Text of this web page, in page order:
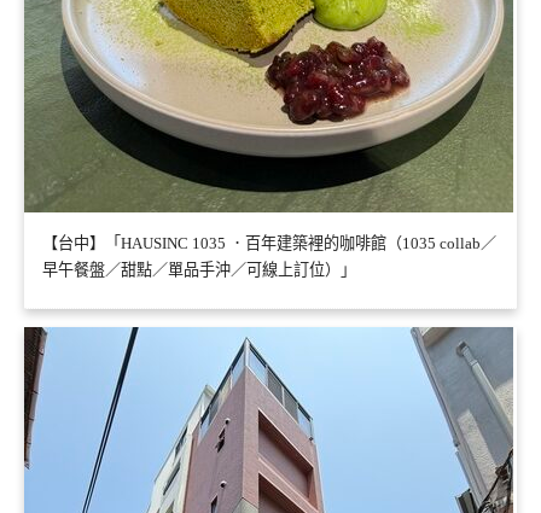
【台中】「HAUSINC 1035 ．百年建築裡的咖啡館（1035 collab／
早午餐盤／甜點／單品手沖／可線上訂位）」